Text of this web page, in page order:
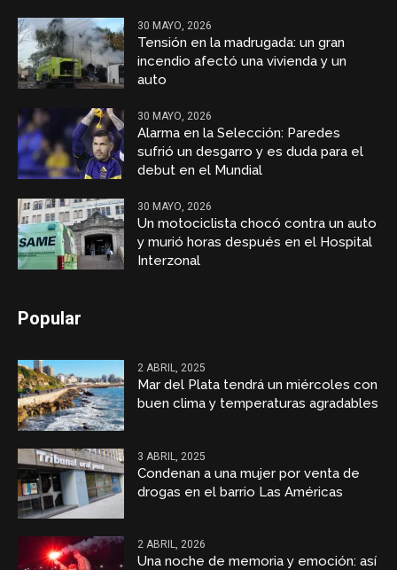
30 MAYO, 2026
Tensión en la madrugada: un gran
incendio afectó una vivienda y un
auto
30 MAYO, 2026
Alarma en la Selección: Paredes
sufrió un desgarro y es duda para el
debut en el Mundial
30 MAYO, 2026
Un motociclista chocó contra un auto
y murió horas después en el Hospital
Interzonal
Popular
2 ABRIL, 2025
Mar del Plata tendrá un miércoles con
buen clima y temperaturas agradables
3 ABRIL, 2025
Condenan a una mujer por venta de
drogas en el barrio Las Américas
2 ABRIL, 2026
Una noche de memoria y emoción: así